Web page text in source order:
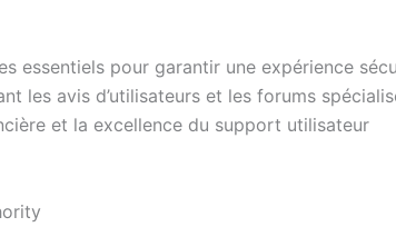
essentiels pour garantir une expérience
les avis d’utilisateurs et les forums
et la excellence du support utilisateur